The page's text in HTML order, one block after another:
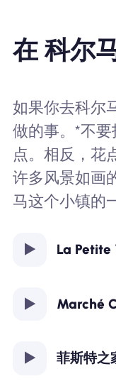
在 科尔
如果你去科尔
做的事。*不
点。相反，花
许多风景如画
马这个小镇的
La Petite
Marché
菲斯特之